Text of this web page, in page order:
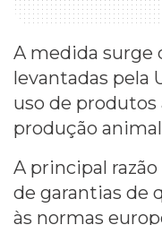
A medida surge
levantadas pela
uso de
produção
A principal
de garantias de
às normas